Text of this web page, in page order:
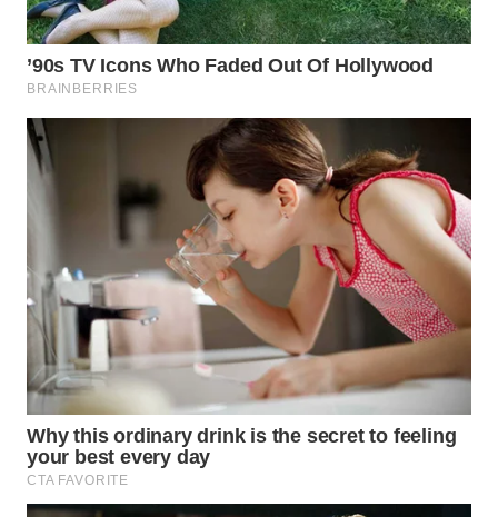
SULUT
WN
MALUKU
MALUT
DANAU
TOBA
NIAS
WN